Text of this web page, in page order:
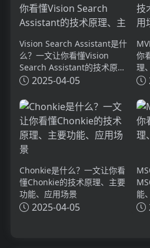
Vision Search Assistant是什
么？一文让你看懂Vision
Search Assistant的技术原
理、主要功能、应用场景
2025-04-05
你
理
Chonkie是什么？一文让你看
懂Chonkie的技术原理、主要
功能、应用场景
2025-04-05
能